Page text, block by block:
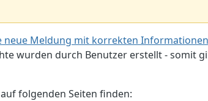
neue Meldung mit korrekten
wurden durch Benutzer erstellt - somit
folgenden Seiten finden: